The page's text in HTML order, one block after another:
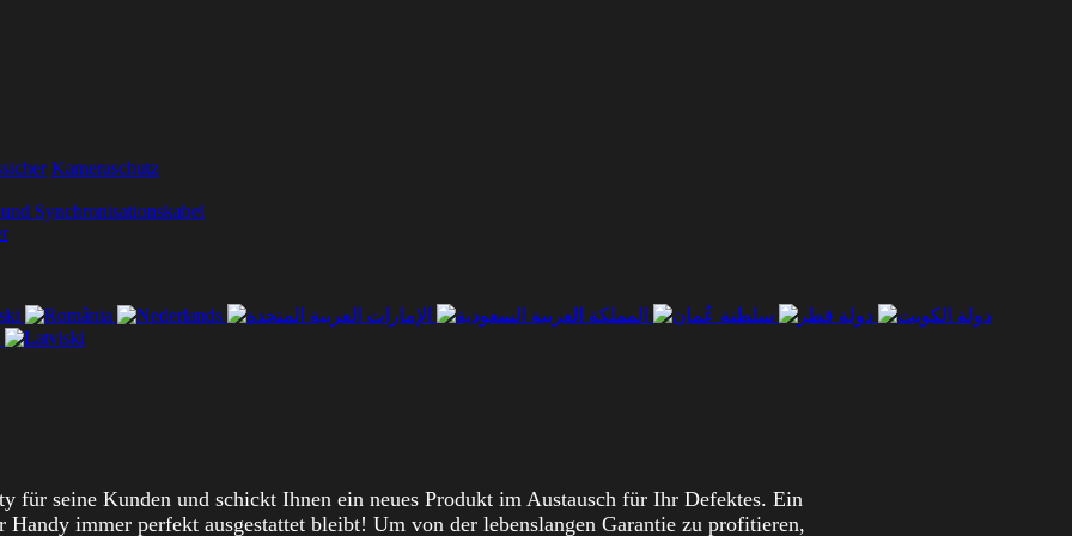
Kameraschutz
Synchronisationskabel
für seine Kunden und schickt Ihnen ein neues Produkt im Austausch für Ihr Defektes. Ein
immer perfekt ausgestattet bleibt! Um von der lebenslangen Garantie zu profitieren,